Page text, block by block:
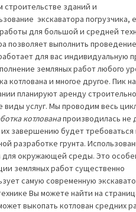
зданий и
экскаватора погрузчика,
для большой и средней
позволяет выполнить
для вас индивидуальную
земляных работ любого
котлована и многое другое. Пик на
планируют аренду
виды услуг. Мы проводим весь
котлованапроизводилась не
завершению будет требоваться
разработке грунта.
для окружающей среды. Это
земляных работ существенно
самую современную
Вы можете найти на
выкопать котлован средних